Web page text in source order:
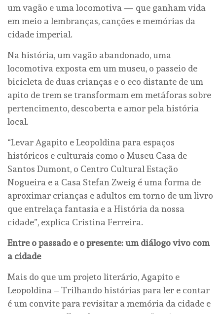
um vagão e uma locomotiva — que ganham vida
em meio a lembranças, canções e memórias da
cidade imperial.
Na história, um vagão abandonado, uma
locomotiva exposta em um museu, o passeio de
bicicleta de duas crianças e o eco distante de um
apito de trem se transformam em metáforas sobre
pertencimento, descoberta e amor pela história
local.
“Levar Agapito e Leopoldina para espaços
históricos e culturais como o Museu Casa de
Santos Dumont, o Centro Cultural Estação
Nogueira e a Casa Stefan Zweig é uma forma de
aproximar crianças e adultos em torno de um livro
que entrelaça fantasia e a História da nossa
cidade”, explica Cristina Ferreira.
Entre o passado e o presente: um diálogo vivo com
a cidade
Mais do que um projeto literário, Agapito e
Leopoldina – Trilhando histórias para ler e contar
é um convite para revisitar a memória da cidade e